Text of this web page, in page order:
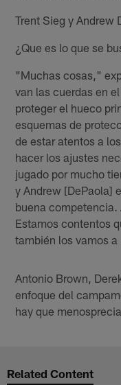
Trent Sieg y Andrew
¿Que es lo que se
"Muchas cosas,"
van las cuerdas en
proteger el hueco
esquemas de
de estar atentos a
hacer los ajustes
jugado por mucho
y Andrew [DePaola]
buena competencia.
Estamos contentos
también los vamos
Antonio Brown,
enfoque del
hay que
Related Content